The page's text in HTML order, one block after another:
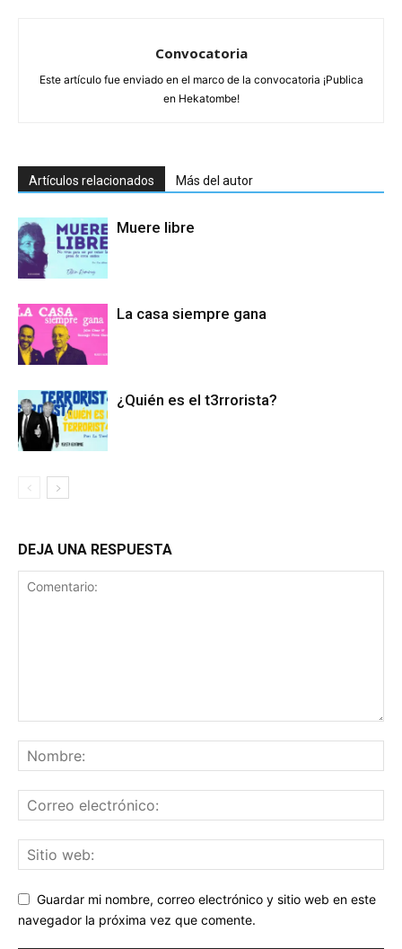
Convocatoria
Este artículo fue enviado en el marco de la convocatoria ¡Publica
en Hekatombe!
Artículos relacionados Más del autor
Muere libre
La casa siempre gana
¿Quién es el t3rrorista?
DEJA UNA RESPUESTA
Guardar mi nombre, correo electrónico y sitio web en este
navegador la próxima vez que comente.